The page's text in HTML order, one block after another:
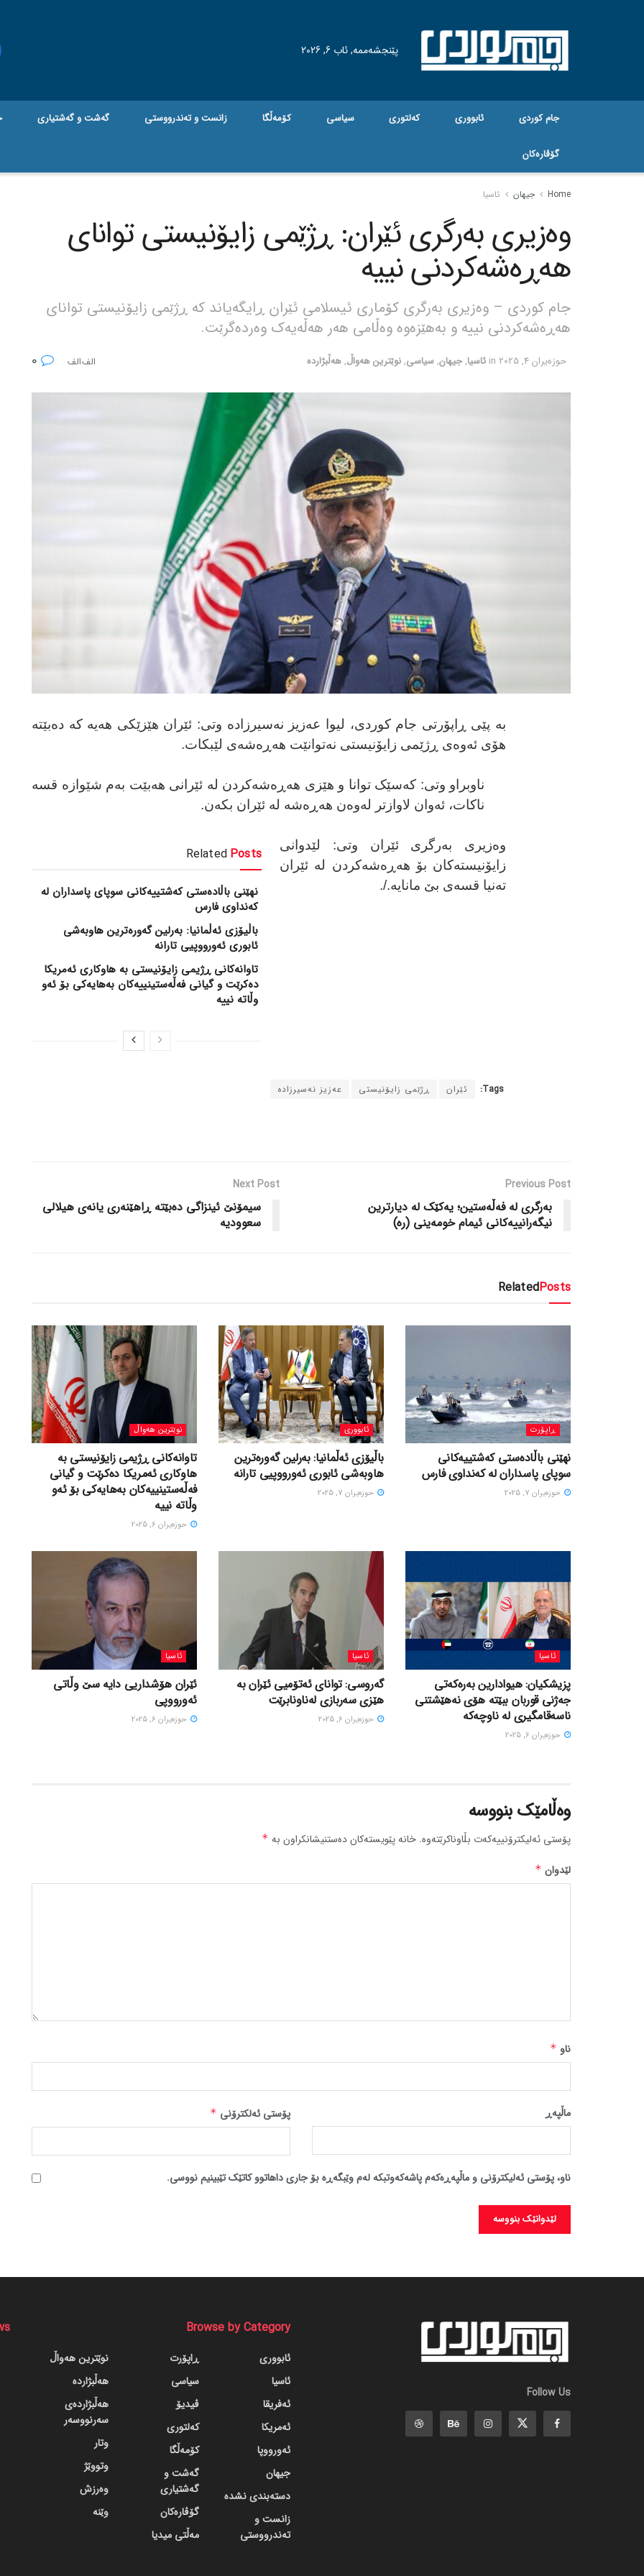
پێنجشەممە, ئاب 6, 2026
جام کوردی ئابووری کەلتوری سیاسی کۆمەڵگا زانست و تەندرووستی گه‌شت و گه‌شتیاری
گۆڤاره‌کان
Home جیهان ئاسیا
وەزیری بەرگری ئێران: ڕژێمی زایۆنیستی توانای
هەڕەشەکردنی نییە
جام کوردی – وەزیری بەرگری کۆماری ئیسلامی ئێران ڕایگەیاند کە ڕژێمی زایۆنیستی توانای
هەڕەشەکردنی نییە و بەهێزەوە وەڵامی هەر هەڵەیەک وەردەگرێت.
حوزه‌یران 4, 2025 in ئاسیا,جیهان,سیاسی,نوێترین هەواڵ,هەڵبژاردە
بە پێی ڕاپۆرتی جام کوردی، لیوا عەزیز نەسیرزادە وتی: ئێران هێزێکی هەیە کە دەبێتە
هۆی ئەوەی ڕژێمی زایۆنیستی نەتوانێت هەڕەشەی لێبکات.
ناوبراو وتی: کەسێک توانا و هێزی هەڕەشەکردن لە ئێرانی هەبێت بەم شێوازە قسە
ناکات، ئەوان لاوازتر لەوەن هەڕەشە لە ئێران بکەن.
Related Posts
نهێنی باڵادەستی کەشتییەکانی سوپای پاسداران لە
کەنداوی فارس
باڵیۆزی ئەڵمانیا: بەرلین گەورەترین هاوبەشی
ئابوری ئەورووپیی تارانە
تاوانەکانی ڕژیمی زایۆنیستی بە هاوکاری ئەمریکا
دەکرێت و گیانی فەڵەستینییەکان بەهایەکی بۆ ئەو
وڵاتە نییە
وەزیری بەرگری ئێران وتی: لێدوانی
زایۆنیستەکان بۆ هەڕەشەکردن لە ئێران
تەنیا قسەی بێ مانایە./.
Tags: ئێران ڕژێمی زایۆنیستی عەزیز نەسیرزادە
Previous Post
بەرگری لە فەڵەستین؛ یەکێک لە دیارترین
نیگەرانییەکانی ئیمام خومەینی (رە)
Next Post
سیمۆنێ ئینزاگی دەبێتە ڕاهێنەری یانەی هیلالی
سعوودیە
RelatedPosts
ڕاپۆرت
نهێنی باڵادەستی کەشتییەکانی
سوپای پاسداران لە کەنداوی فارس
حوزه‌یران 7, 2025
ئابووری
باڵیۆزی ئەڵمانیا: بەرلین گەورەترین
هاوبەشی ئابوری ئەورووپیی تارانە
حوزه‌یران 7, 2025
نوێترین هەواڵ
تاوانەکانی ڕژیمی زایۆنیستی بە
هاوکاری ئەمریکا دەکرێت و گیانی
فەڵەستینییەکان بەهایەکی بۆ ئەو
وڵاتە نییە
حوزه‌یران 6, 2025
ئاسیا
پزیشکیان: هیوادارین بەرەکەتی
جەژنی قوربان ببێتە هۆی نەهێشتنی
ناسەقامگیری لە ناوچەکە
حوزه‌یران 6, 2025
ئاسیا
گەروسی: توانای ئەتۆمیی ئێران بە
هێزی سەربازی لەناونابرێت
حوزه‌یران 6, 2025
ئاسیا
ئێران هۆشداریی دایە سێ وڵاتی
ئەورووپی
حوزه‌یران 6, 2025
وەڵامێک بنووسە
پۆستی ئەلیکترۆنییەکەت بڵاوناکرێتەوە. خانە پێویستەکان دەستنیشانکراون بە *
لێدوان *
ناو *
پۆستی ئەلکترۆنی * ماڵپه‌ڕ
ناو، پۆستی ئەلیکترۆنی و ماڵپەڕەکەم پاشەکەوتبکە لەم وێبگەڕە بۆ جاری داهاتوو کاتێک تێبینیم نووسی.
Follow Us
Browse by Category
ئابووری
ئاسیا
ئەفریقا
ئەمریکا
ئەورووپا
جیهان
دسته‌بندی نشده
زانست و
تەندرووستی
ڕاپۆرت
سیاسی
ڤیدیۆ
کەلتوری
کۆمەڵگا
گه‌شت و
گه‌شتیاری
گۆڤاره‌کان
مەڵتی میدیا
نوێترین هەواڵ
هەڵبژاردە
هەڵبژاردەی
سەرنووسەر
وتار
وتووێژ
وەرزش
وێنە